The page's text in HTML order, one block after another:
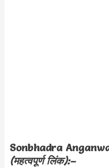
Sonbhadra
(महत्वपूर्ण लिंक):–